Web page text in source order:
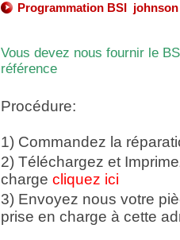
Programmation BSI
Vous devez nous fournir le
référence
Procédure:
1) Commandez la
2) Téléchargez et
charge cliquez ici
3) Envoyez nous votre
prise en charge à cette